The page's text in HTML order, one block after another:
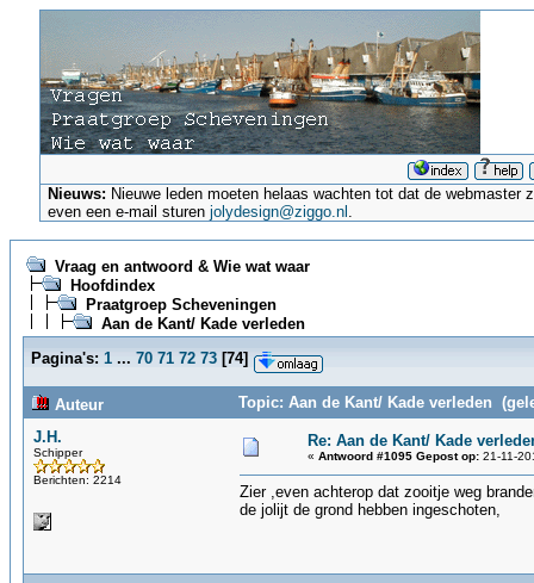
Nieuws: Nieuwe leden moeten helaas wachten tot dat de
even een e-mail sturenjolydesign@ziggo.nl .
Vraag en antwoord & Wie wat waar
Hoofdindex
Praatgroep Scheveningen
Aan de Kant/ Kade verleden
Pagina's: 1 ... 70 71 72 73 [74]
Auteur
Topic: Aan de Kant/ Kade verleden
J.H.
Schipper
Berichten: 2214
Re: Aan de Kant/ Kade
« Antwoord #1095 Gepost op: 21-11-
Zier ,even achterop dat zooitje weg
de jolijt de grond hebben ingeschoten,